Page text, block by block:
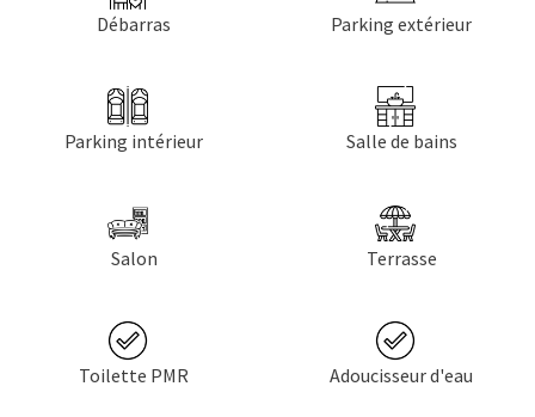
Débarras Parking extérieur
Parking intérieur Salle de bains
Salon Terrasse
Toilette PMR Adoucisseur d'eau